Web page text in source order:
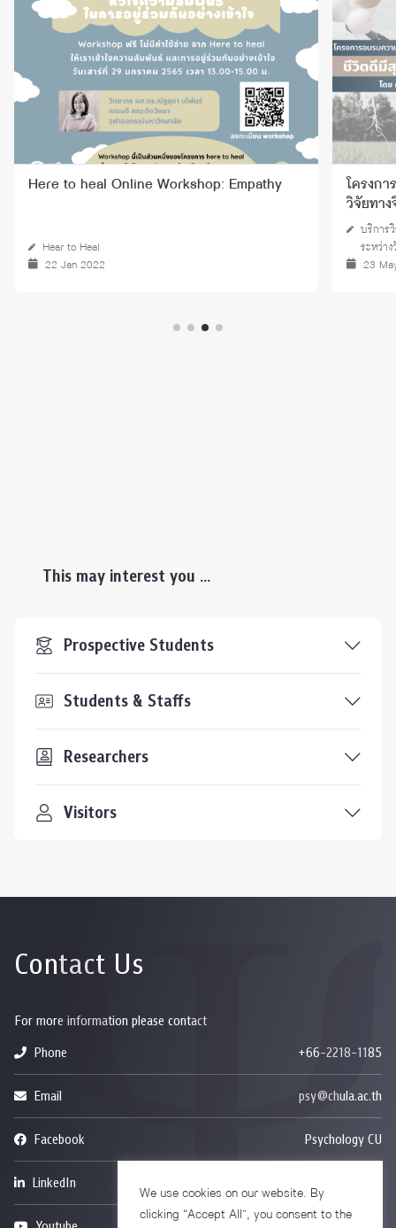
Empathy
โครงการอบรมความรู้สถิติเบื้องต้นสำ
วิจัยทางจิตวิทยา ประจำปี 2567
บริการวิชาการ และศูนย์จิตวิทยาพัฒนาการแล
This may interest you ...
Prospective Students
Students & Staffs
Researchers
Visitors
Contact Us
For more information please contact
Phone
+66-2218-1185
Email psy@chula.ac.th
Facebook Psychology CU
LinkedIn
We use cookies on our website. By
clicking “Accept All”, you consent to the